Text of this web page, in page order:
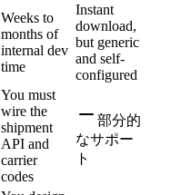
Weeks to
months of
internal dev
time
Instant
download,
but generic
and self-
configured
You must
wire the
shipment
API and
carrier
codes
部分的
なサポー
ト